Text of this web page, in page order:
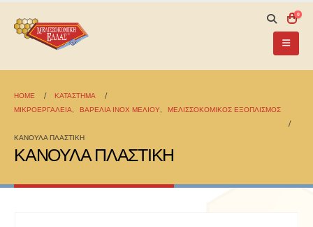
0
HOME
ΚΑΤΆΣΤΗΜΑ
ΜΙΚΡΟΕΡΓΑΛΕΙΑ
ΒΑΡΕΛΙΑ INOX ΜΕΛΙΟΥ ΜΕΛΙΣΣΟΚΟΜΙΚΟΣ ΕΞΟΠΛΙΣΜΟΣ
ΚΑΝΟΥΛΑ ΠΛΑΣΤΙΚΗ
ΚΑΝΟΥΛΑ ΠΛΑΣΤΙΚΗ